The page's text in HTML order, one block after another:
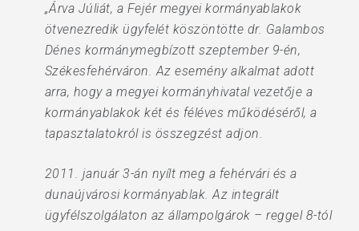
„Árva Júliát, a Fejér megyei kormányablakok
ötvenezredik ügyfelét köszöntötte dr. Galambos
Dénes kormánymegbízott szeptember 9-én,
Székesfehérváron. Az esemény alkalmat adott
arra, hogy a megyei kormányhivatal vezetője a
kormányablakok két és féléves működéséről, a
tapasztalatokról is összegzést adjon.
2011. január 3-án nyílt meg a fehérvári és a
dunaújvárosi kormányablak. Az integrált
ügyfélszolgálaton az állampolgárok – reggel 8-tól